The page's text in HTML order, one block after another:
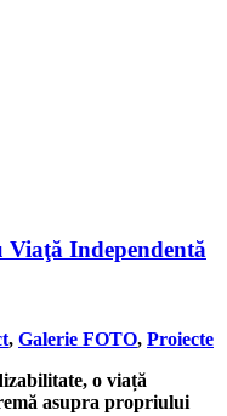
Independentă
, Galerie FOTO, Proiecte
o viață
asupra propriului